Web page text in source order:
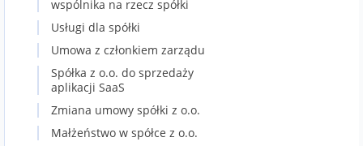
wspólnika na rzecz spółki
Usługi dla spółki
Umowa z członkiem zarządu
Spółka z o.o. do sprzedaży
aplikacji SaaS
Zmiana umowy spółki z o.o.
Małżeństwo w spółce z o.o.